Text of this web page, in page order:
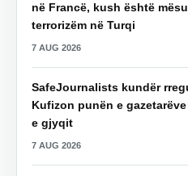
në Francë, kush është
terrorizëm në Turqi
7 AUG 2026
SafeJournalists kundër
Kufizon punën e
e gjyqit
7 AUG 2026